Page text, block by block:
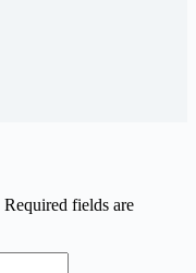
Required fields are